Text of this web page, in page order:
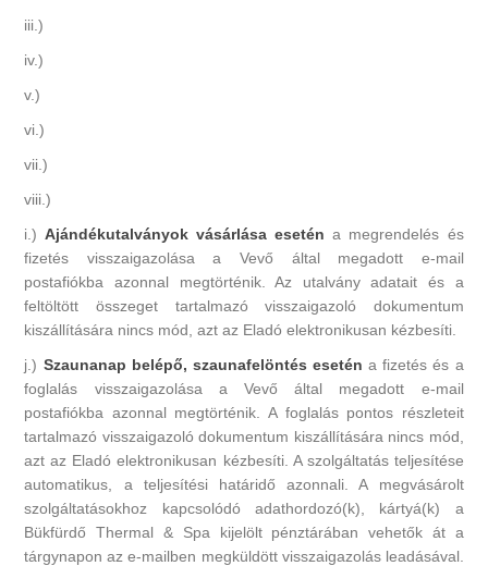
iii.)
iv.)
v.)
vi.)
vii.)
viii.)
i.) Ajándékutalványok vásárlása esetén a megrendelés és
fizetés visszaigazolása a Vevő által megadott e-mail
postafiókba azonnal megtörténik. Az utalvány adatait és a
feltöltött összeget tartalmazó visszaigazoló dokumentum
kiszállítására nincs mód, azt az Eladó elektronikusan kézbesíti.
j.) Szaunanap belépő, szaunafelöntés esetén a fizetés és a
foglalás visszaigazolása a Vevő által megadott e-mail
postafiókba azonnal megtörténik. A foglalás pontos részleteit
tartalmazó visszaigazoló dokumentum kiszállítására nincs mód,
azt az Eladó elektronikusan kézbesíti. A szolgáltatás teljesítése
automatikus, a teljesítési határidő azonnali. A megvásárolt
szolgáltatásokhoz kapcsolódó adathordozó(k), kártyá(k) a
Bükfürdő Thermal & Spa kijelölt pénztárában vehetők át a
tárgynapon az e-mailben megküldött visszaigazolás leadásával.